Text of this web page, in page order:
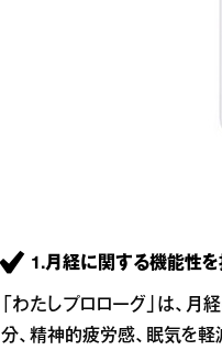
1.月経に関する機能性を
「わたしプロローグ」は、
分、精神的疲労感、眠気を軽